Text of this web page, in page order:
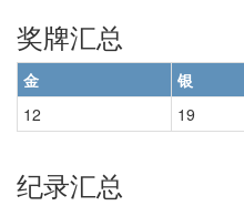
奖牌汇总
金 银
12
19
纪录汇总